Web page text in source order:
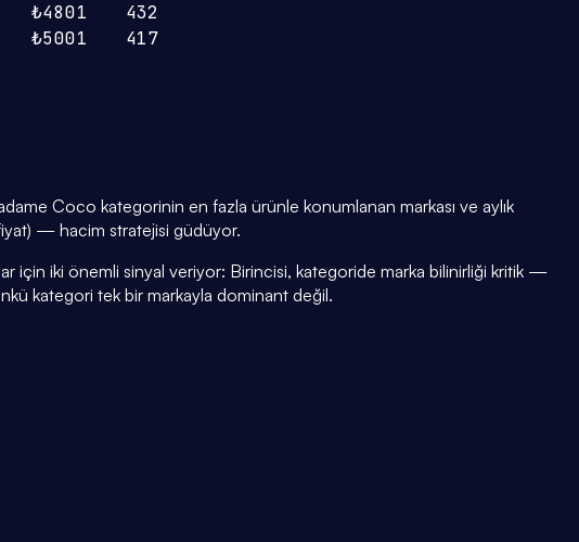
₺4801
432
₺5001 417
Coco kategorinin en fazla ürünle konumlanan markası ve aylık
— hacim stratejisi güdüyor.
için iki önemli sinyal veriyor: Birincisi, kategoride marka bilinirliği kritik —
kategori tek bir markayla dominant değil.